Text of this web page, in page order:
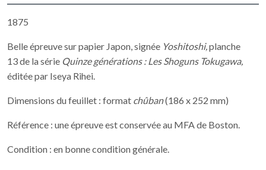
1875
Belle épreuve sur papier Japon, signée Yoshitoshi,planche
13de la série Quinze générations : Les Shoguns Tokugawa,
éditée par Iseya Rihei.
Dimensions du feuillet : format chûban(186 x 252 mm)
Référence : une épreuve est conservée au MFA de Boston.
Condition : en bonne condition générale.